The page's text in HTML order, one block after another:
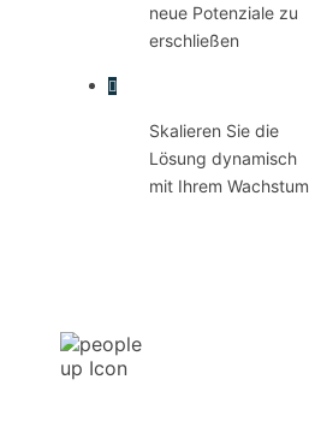
neue Potenziale zu
erschließen
Skalieren Sie die
Lösung dynamisch
mit Ihrem Wachstum